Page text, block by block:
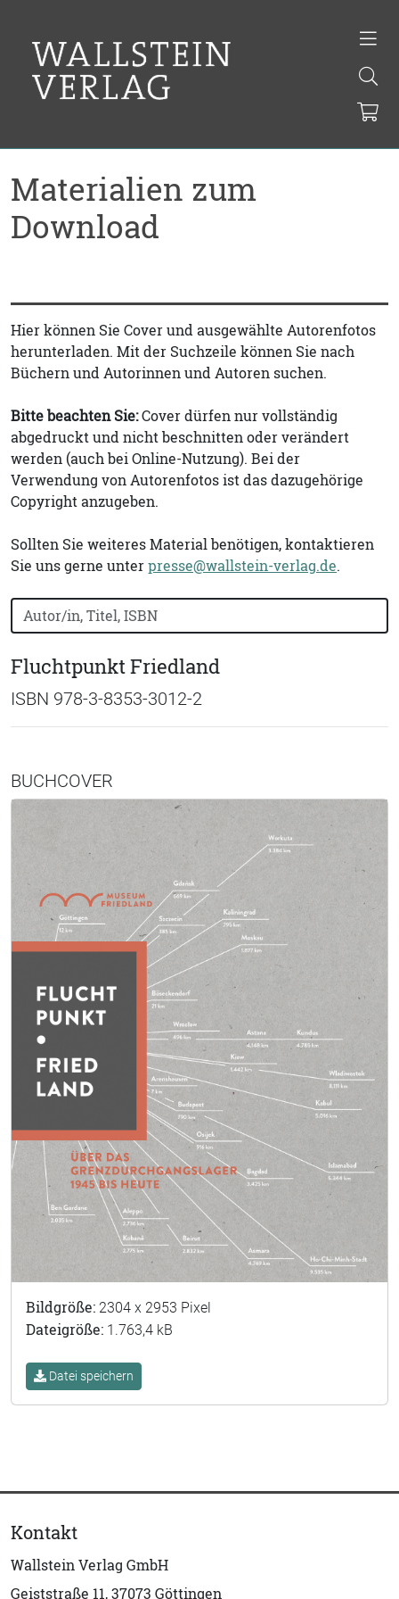
Materialien zum
Download
Hier können Sie Cover und ausgewählte Autorenfotos
herunterladen. Mit der Suchzeile können Sie nach
Büchern und Autorinnen und Autoren suchen.
Bitte beachten Sie:Cover dürfen nur vollständig
abgedruckt und nicht beschnitten oder verändert
werden (auch bei Online-Nutzung). Bei der
Verwendung von Autorenfotos ist das dazugehörige
Copyright anzugeben.
Sollten Sie weiteres Material benötigen, kontaktieren
Sie uns gerne unterpresse@wallstein-verlag.de.
Bücher nach Buchtitel, Autorennamen oder ISBN
Fluchtpunkt Friedland
ISBN 978-3-8353-3012-2
BUCHCOVER
Bildgröße: 2304 x 2953 Pixel
Dateigröße: 1.763,4 kB
Datei speichern
Kontakt
Wallstein Verlag GmbH
Geiststraße 11, 37073 Göttingen